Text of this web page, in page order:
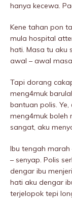
hanya kecewa.
Kene tahan pon
mula hospitaI
hati. Masa tu aku
awal – awal
Tapi dorang
meng4muk
bantuan polis.
meng4muk boleh
sangat, aku
Ibu tengah
– senyap. Polis
dengar ibu
hati aku dengar
terjelopok tepi